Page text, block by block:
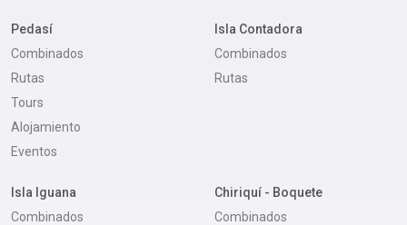
Pedasí
Combinados
Rutas
Tours
Alojamiento
Eventos
Isla Contadora
Combinados
Rutas
Isla Iguana
Combinados
Chiriquí - Boquete
Combinados